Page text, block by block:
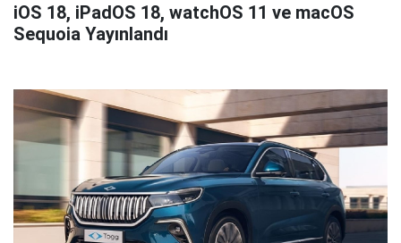
iOS 18, iPadOS 18, watchOS 11 ve macOS
Sequoia Yayınlandı